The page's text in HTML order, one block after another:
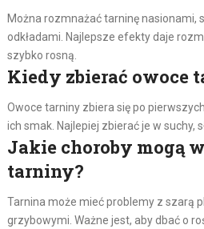
Można rozmnażać tarninę nasionami,
odkładami. Najlepsze efekty daje
szybko rosną.
Kiedy zbierać owoce
Owoce tarniny zbiera się po
ich smak. Najlepiej zbierać je w suchy,
Jakie choroby mogą
tarniny?
Tarnina może mieć problemy z szarą
grzybowymi. Ważne jest, aby dbać o